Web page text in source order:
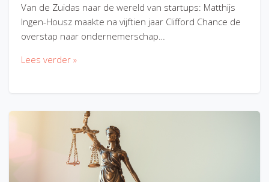
Van de Zuidas naar de wereld van startups: Matthijs
Ingen-Housz maakte na vijftien jaar Clifford Chance de
overstap naar ondernemerschap…
Lees verder »